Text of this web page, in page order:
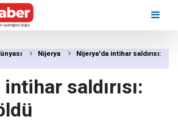
Nijerya
Nijerya'da intihar saldırısı:
saldırısı: